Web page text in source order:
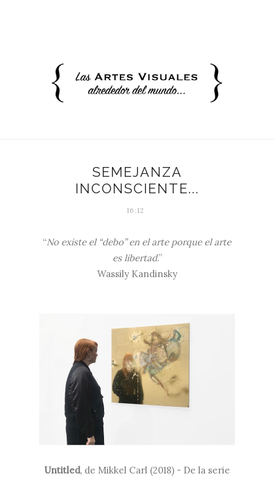
SEMEJANZA
INCONSCIENTE...
16:12
“No existe el “debo” en el arte porque el arte
es libertad.”
Wassily Kandinsky
Untitled, de Mikkel Carl (2018) - De la serie